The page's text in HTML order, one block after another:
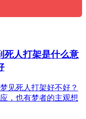
死人打架是什么意
见死人打架好不好？
，也有梦者的主观想